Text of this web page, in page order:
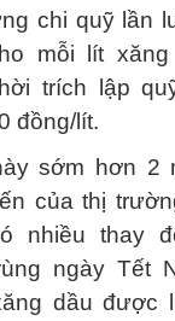
chi quỹ lần
mỗi lít
trích lập
đồng/lít.
sớm hơn 2
của thị
nhiều thay
ngày Tết
dầu được